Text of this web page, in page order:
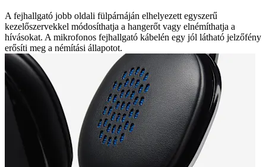
A fejhallgató jobb oldali fülpárnáján elhelyezett egyszerű
kezelőszervekkel módosíthatja a hangerőt vagy elnémíthatja a
hívásokat. A mikrofonos fejhallgató kábelén egy jól látható jelzőfény
erősíti meg a némítási állapotot.